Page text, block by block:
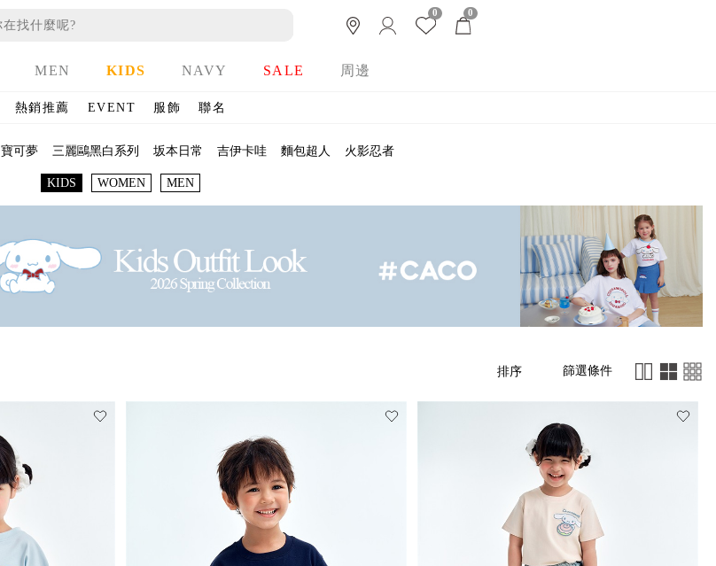
0 0
MEN KIDS NAVY SALE 周邊
熱銷推薦 EVENT 服飾 聯名
寶可夢 三麗鷗黑白系列 坂本日常 吉伊卡哇 麵包超人 火影忍者
KIDS WOMEN MEN
排序 篩選條件